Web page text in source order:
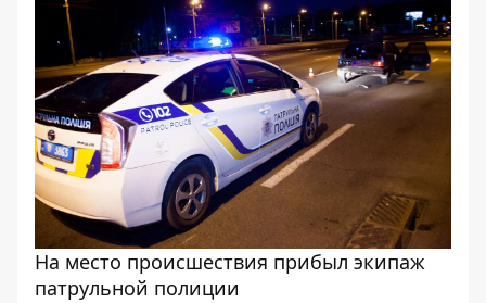
На место происшествия прибыл экипаж
патрульной полиции